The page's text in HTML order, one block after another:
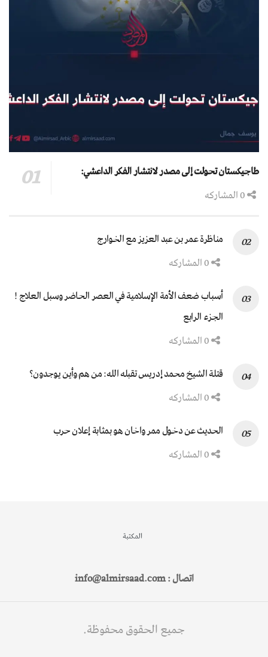
طاجيكستان تحولت إلى مصدر لانتشار الفكر الداعشي:
مناظرة عمر بن عبد العزيز مع الخوارج
أسباب ضعف الأمة الإسلامية في العصر الحاضر وسبل العلاج !
الجزء الرابع
قتلة الشيخ محمد إدريس تقبله الله: من هم وأين يوجدون؟
الحديث عن دخول ممر واخان هو بمثابة إعلان حرب
المكتبة
اتصال : info@almirsaad.com
جميع الحقوق محفوظة.